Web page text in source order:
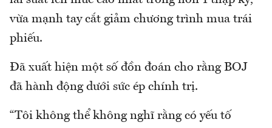
vừa mạnh tay cắt giảm chương trình mua trái
phiếu.
Đã xuất hiện một số đồn đoán cho rằng BOJ
đã hành động dưới sức ép chính trị.
“Tôi không thể không nghĩ rằng có yếu tố